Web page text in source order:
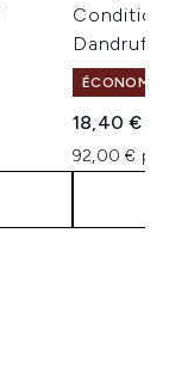
Dandruff
18,40 €
92,00 €